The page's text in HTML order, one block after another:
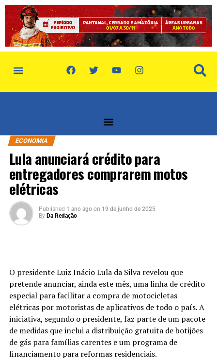
ECONOMIA
Lula anunciará crédito para
entregadores comprarem motos
elétricas
Published 1 ano ago on 19 de junho de 2025
By Da Redação
O presidente Luiz Inácio Lula da Silva revelou que
pretende anunciar, ainda este mês, uma linha de crédito
especial para facilitar a compra de motocicletas
elétricas por motoristas de aplicativos de todo o país. A
iniciativa, segundo o presidente, faz parte de um pacote
de medidas que inclui a distribuição gratuita de botijões
de gás para famílias carentes e um programa de
financiamento para reformas residenciais.